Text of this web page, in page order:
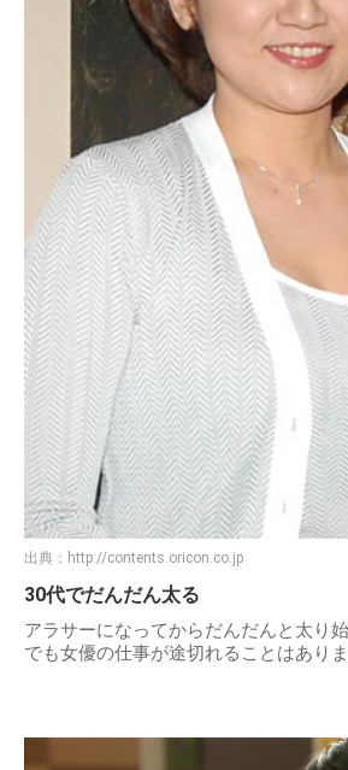
出典： http://contents.oricon.co.jp
30代でだんだん太る
アラサーになってからだんだんと太り
でも女優の仕事が途切れることはありま